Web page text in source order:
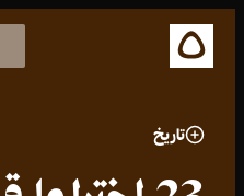
تاريخ